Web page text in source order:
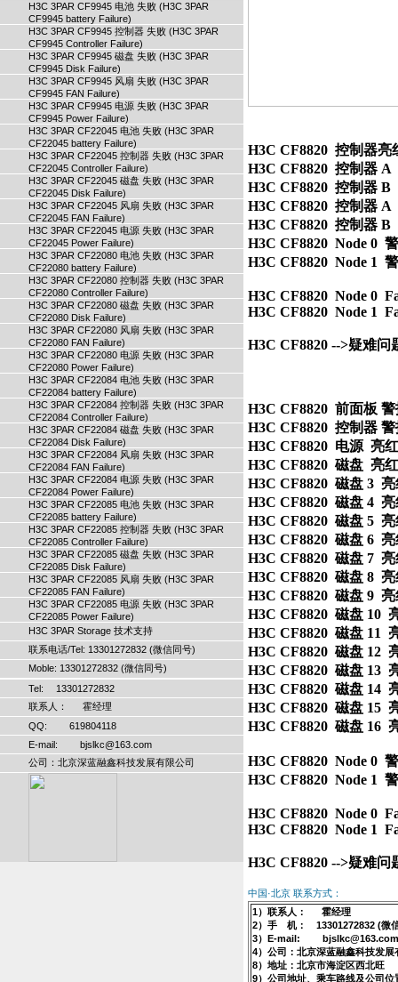
H3C 3PAR CF9945 电池 失败 (H3C 3PAR
CF9945 battery Failure)
H3C 3PAR CF9945 控制器 失败 (H3C 3PAR
CF9945 Controller Failure)
H3C 3PAR CF9945 磁盘 失败 (H3C 3PAR
CF9945 Disk Failure)
H3C 3PAR CF9945 风扇 失败 (H3C 3PAR
CF9945 FAN Failure)
H3C 3PAR CF9945 电源 失败 (H3C 3PAR
CF9945 Power Failure)
H3C 3PAR CF22045 电池 失败 (H3C 3PAR
CF22045 battery Failure)
H3C 3PAR CF22045 控制器 失败 (H3C 3PAR
CF22045 Controller Failure)
H3C 3PAR CF22045 磁盘 失败 (H3C 3PAR
CF22045 Disk Failure)
H3C 3PAR CF22045 风扇 失败 (H3C 3PAR
CF22045 FAN Failure)
H3C 3PAR CF22045 电源 失败 (H3C 3PAR
CF22045 Power Failure)
H3C 3PAR CF22080 电池 失败 (H3C 3PAR
CF22080 battery Failure)
H3C 3PAR CF22080 控制器 失败 (H3C 3PAR
CF22080 Controller Failure)
H3C 3PAR CF22080 磁盘 失败 (H3C 3PAR
CF22080 Disk Failure)
H3C 3PAR CF22080 风扇 失败 (H3C 3PAR
CF22080 FAN Failure)
H3C 3PAR CF22080 电源 失败 (H3C 3PAR
CF22080 Power Failure)
H3C 3PAR CF22084 电池 失败 (H3C 3PAR
CF22084 battery Failure)
H3C 3PAR CF22084 控制器 失败 (H3C 3PAR
CF22084 Controller Failure)
H3C 3PAR CF22084 磁盘 失败 (H3C 3PAR
CF22084 Disk Failure)
H3C 3PAR CF22084 风扇 失败 (H3C 3PAR
CF22084 FAN Failure)
H3C 3PAR CF22084 电源 失败 (H3C 3PAR
CF22084 Power Failure)
H3C 3PAR CF22085 电池 失败 (H3C 3PAR
CF22085 battery Failure)
H3C 3PAR CF22085 控制器 失败 (H3C 3PAR
CF22085 Controller Failure)
H3C 3PAR CF22085 磁盘 失败 (H3C 3PAR
CF22085 Disk Failure)
H3C 3PAR CF22085 风扇 失败 (H3C 3PAR
CF22085 FAN Failure)
H3C 3PAR CF22085 电源 失败 (H3C 3PAR
CF22085 Power Failure)
H3C 3PAR Storage 技术支持
联系电话/Tel: 13301272832 (微信同号)
Moble: 13301272832 (微信同号)
Tel: 13301272832
联系人： 霍经理
QQ: 619804118
E-mail: bjslkc@163.com
公司：北京深蓝融鑫科技发展有限公司
H3C CF8820  控制器亮
H3C CF8820  控制器 A
H3C CF8820  控制器 B
H3C CF8820  控制器 A
H3C CF8820  控制器 B
H3C CF8820  Node 0
H3C CF8820  Node 1
H3C CF8820  Node 0
H3C CF8820  Node 1
H3C CF8820 -->疑难问
H3C CF8820  前面板
H3C CF8820  控制器
H3C CF8820  电源  亮
H3C CF8820  磁盘  亮
H3C CF8820  磁盘 3
H3C CF8820  磁盘 4
H3C CF8820  磁盘 5
H3C CF8820  磁盘 6
H3C CF8820  磁盘 7
H3C CF8820  磁盘 8
H3C CF8820  磁盘 9
H3C CF8820  磁盘 10
H3C CF8820  磁盘 11
H3C CF8820  磁盘 12
H3C CF8820  磁盘 13
H3C CF8820  磁盘 14
H3C CF8820  磁盘 15
H3C CF8820  磁盘 16
H3C CF8820  Node 0
H3C CF8820  Node 1
H3C CF8820  Node 0
H3C CF8820  Node 1
H3C CF8820 -->疑难问
中国·北京 联系方式：
1）联系人： 霍经理
2）手 机： 13301272832 (微
3）E-mail: bjslkc@163.com
4）公司：北京深蓝融鑫科技发展
8）地址：北京市海淀区西北旺
9）公司地址、乘车路线及公司位